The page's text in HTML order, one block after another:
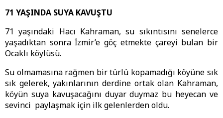
71 YAŞINDA SUYA KAVUŞTU
71 yaşındaki Hacı Kahraman, su sıkıntısını senelerce
yaşadıktan sonra İzmir’e göç etmekte çareyi bulan bir
Ocaklı köylüsü.
Su olmamasına rağmen bir türlü kopamadığı köyüne sık
sık gelerek, yakınlarının derdine ortak olan Kahraman,
köyün suya kavuşacağını duyar duymaz bu heyecan ve
sevinci paylaşmak için ilk gelenlerden oldu.